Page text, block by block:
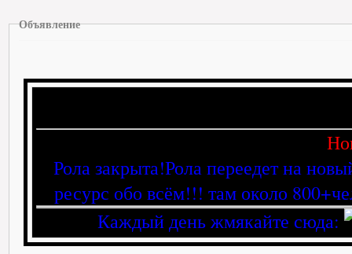
Объявление
Рола закрыта!Рола переедет на
ресурс обо всём!!! там около
Каждый день жмякайте сюда: